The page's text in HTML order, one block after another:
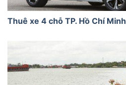
Thuê xe 4 chỗ TP. Hồ Chí Minh